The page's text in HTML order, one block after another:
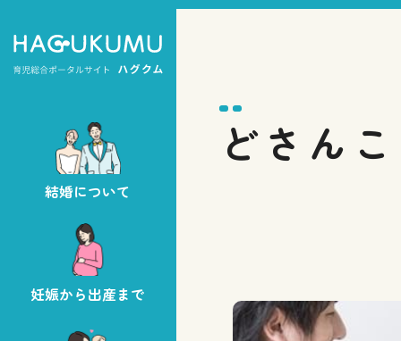
結婚について
妊娠から出産まで
どさん